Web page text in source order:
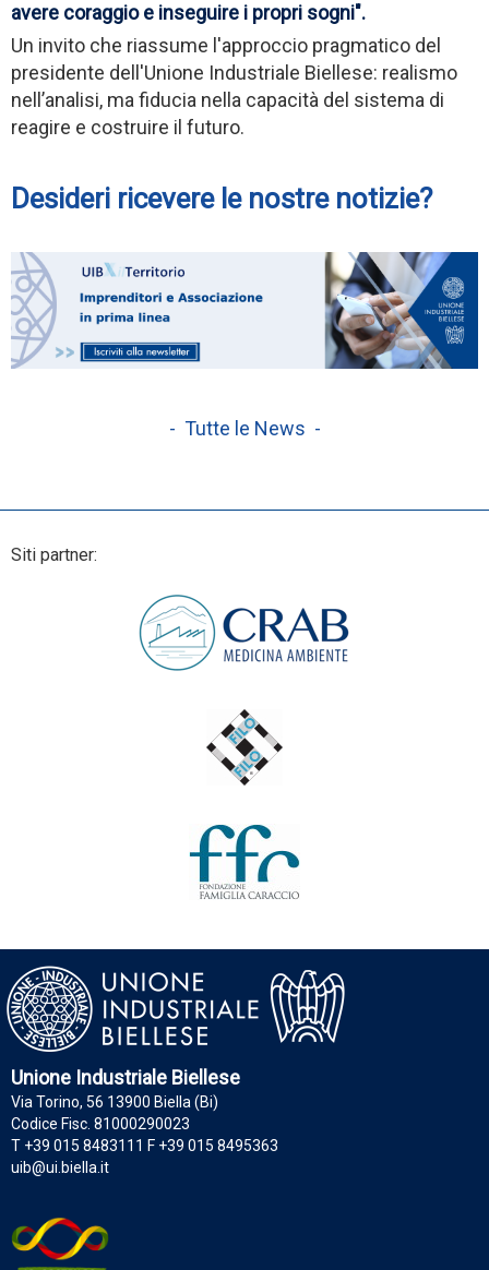
avere coraggio e inseguire i propri sogni".
Un invito che riassume l'approccio pragmatico del
presidente dell'Unione Industriale Biellese: realismo
nell’analisi, ma fiducia nella capacità del sistema di
reagire e costruire il futuro.
Desideri ricevere le nostre notizie?
- Tutte le News -
Siti partner:
Unione Industriale Biellese
Via Torino, 56 13900 Biella (Bi)
Codice Fisc. 81000290023
T +39 015 8483111 F +39 015 8495363
uib@ui.biella.it